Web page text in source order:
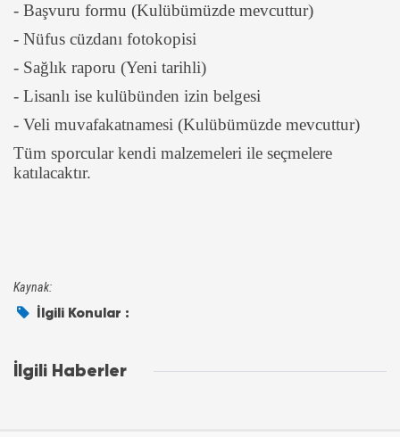
- Başvuru formu (Kulübümüzde mevcuttur)
- Nüfus cüzdanı fotokopisi
- Sağlık raporu (Yeni tarihli)
- Lisanlı ise kulübünden izin belgesi
- Veli muvafakatnamesi (Kulübümüzde mevcuttur)
Tüm sporcular kendi malzemeleri ile seçmelere
katılacaktır.
Kaynak:
İlgili Konular :
İlgili Haberler